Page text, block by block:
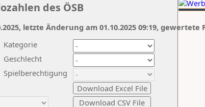
des ÖSB
Kategorie
Geschlecht
Spielberechtigung
letzte Änderung am 01.10.2025 09:19, gewertete